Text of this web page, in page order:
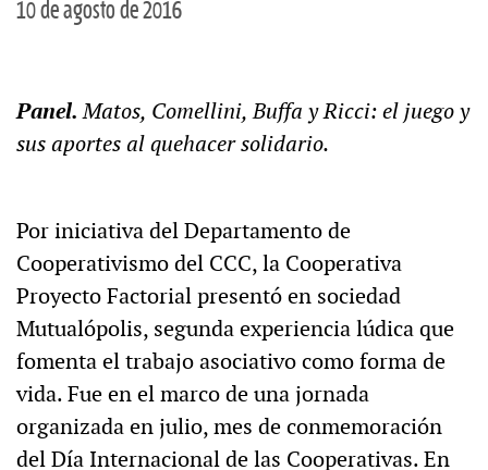
10 de agosto de 2016
Panel.Matos, Comellini, Buffa y Ricci: el juego y
sus aportes al quehacer solidario.
Por iniciativa del Departamento de
Cooperativismo del CCC, la Cooperativa
Proyecto Factorial presentó en sociedad
Mutualópolis, segunda experiencia lúdica que
fomenta el trabajo asociativo como forma de
vida. Fue en el marco de una jornada
organizada en julio, mes de conmemoración
del Día Internacional de las Cooperativas. En